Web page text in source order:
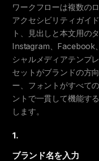
ワークフローは複数の
アクセシビリティガイ
ト、見出しと本文用の
Instagram、Facebook
シャルメディアテンプ
セットがブランドの方
ー、フォントがすべて
ントで一貫して機能す
します。
1.
ブランド名を入力